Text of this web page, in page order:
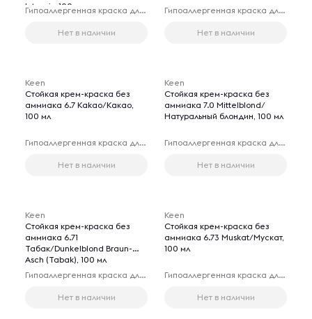
Intensiv, 100 мл Гипоаллергенная краска для волос
Нет в наличии
Гипоаллергенная краска для волос
Нет в наличии
Keen
Стойкая крем-краска без
аммиака 6.7 Kakao/Какао,
100 мл
Гипоаллергенная краска для волос
Нет в наличии
Keen
Стойкая крем-краска без
аммиака 7.0 Mittelblond/
Натуральный блондин, 100 мл
Гипоаллергенная краска для волос
Нет в наличии
Keen
Стойкая крем-краска без
аммиака 6.71
Табак/Dunkelblond Braun-
Asch (Tabak), 100 мл
Гипоаллергенная краска для волос
Нет в наличии
Keen
Стойкая крем-краска без
аммиака 6.73 Muskat/Мускат,
100 мл
Гипоаллергенная краска для волос
Нет в наличии